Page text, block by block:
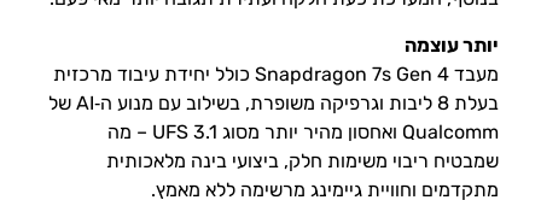
יותר עוצמה
מעבד Snapdragon 7s Gen 4 כולל יחידת עיבוד מרכזית
בעלת 8 ליבות וגרפיקה משופרת, בשילוב עם מנוע ה‑AI של
Qualcomm ואחסון מהיר יותר מסוג UFS 3.1 – מה
שמבטיח ריבוי משימות חלק, ביצועי בינה מלאכותית
מתקדמים וחוויית גיימינג מרשימה ללא מאמץ.